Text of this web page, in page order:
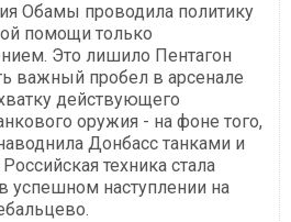
Обамы проводила политику
помощи только
Это лишило Пентагон
важный пробел в арсенале
действующего
оружия - на фоне того,
Донбасс танками и
техника стала
наступлении на